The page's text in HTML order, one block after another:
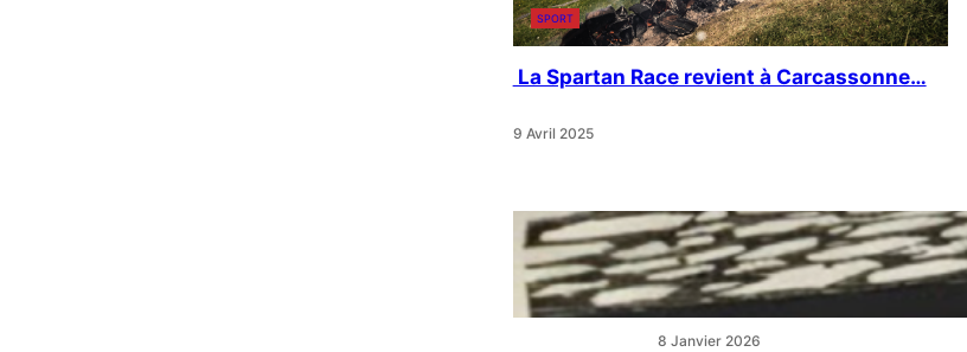
SPORT
La Spartan Race revient à Carcassonne…
9 Avril 2025
« Artistes en Vitrine »:
L’éclat qui réveille les cœurs
de ville
8 Janvier 2026